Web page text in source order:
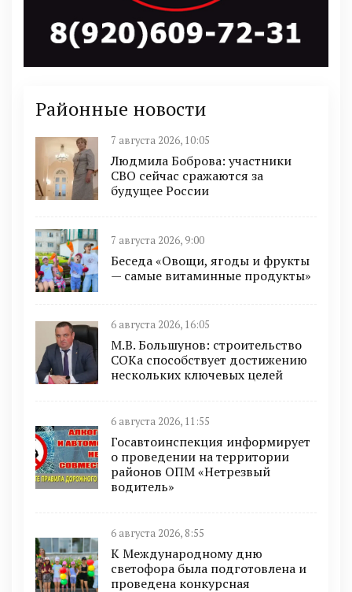
Районные новости
7 августа 2026, 10:05
Людмила Боброва: участники
СВО сейчас сражаются за
будущее России
7 августа 2026, 9:00
Беседа «Овощи, ягоды и фрукты
— самые витаминные продукты»
6 августа 2026, 16:05
М.В. Большунов: строительство
СОКа способствует достижению
нескольких ключевых целей
6 августа 2026, 11:55
Госавтоинспекция информирует
о проведении на территории
районов ОПМ «Нетрезвый
водитель»
6 августа 2026, 8:55
К Международному дню
светофора была подготовлена и
проведена конкурсная